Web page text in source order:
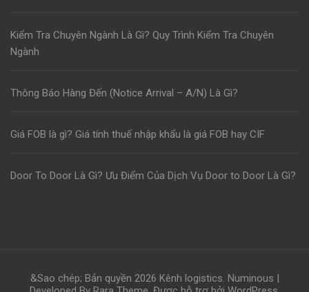
Kiểm Tra Chuyên Ngành Là Gì? Quy Trình Kiểm Tra Chuyên
Ngành
Thông Báo Hàng Đến (Notice Arrival – A/N) Là Gì?
Giá FOB là gì? Giá tính thuế nhập khẩu là giá FOB hay CIF
Door To Door Là Gì? Ưu Điểm Của Dịch Vụ Door to Door Là Gì?
&Sao chép; Bản quyền 2026 Kênh logistics. Numinous |